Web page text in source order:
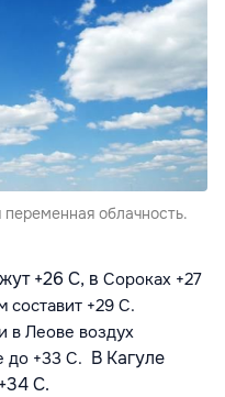
облачность.
+26 C, в Сороках +27
составит +29 С.
в Леове воздух
до +33 C. В Кагуле
C.